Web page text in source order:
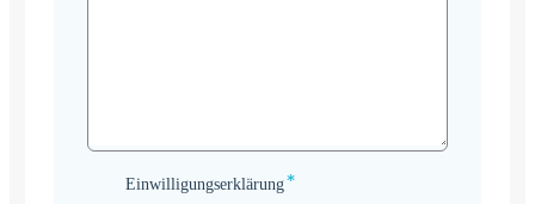
Einwilligungserklärung
Einwilligungserklärung*